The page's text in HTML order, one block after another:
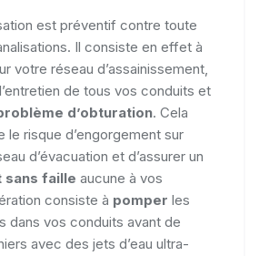
est préventif contre toute
Il consiste en effet à
votre réseau d’assainissement,
de tous vos conduits et
d’obturation. Cela
le risque d’engorgement sur
d’évacuation et d’assurer un
sans faille aucune à vos
consiste à pomper les
dans vos conduits avant de
avec des jets d’eau ultra-